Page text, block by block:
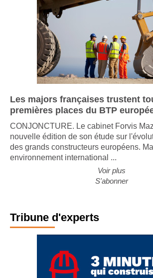
Les majors françaises trustent
premières places du BTP
CONJONCTURE. Le cabinet Forvis
nouvelle édition de son étude sur
des grands constructeurs européens.
environnement international ...
Voir plus
S'abonner
Tribune d'experts